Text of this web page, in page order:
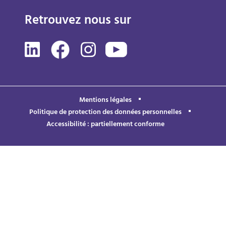
Retrouvez nous sur
Mentions légales
Politique de protection des données personnelles
Accessibilité : partiellement conforme